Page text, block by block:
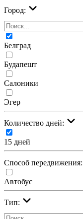
Город:
Белград
Будапешт
Салоники
Эгер
Количество дней:
15 дней
Cпособ передвижения:
Автобус
Тип: